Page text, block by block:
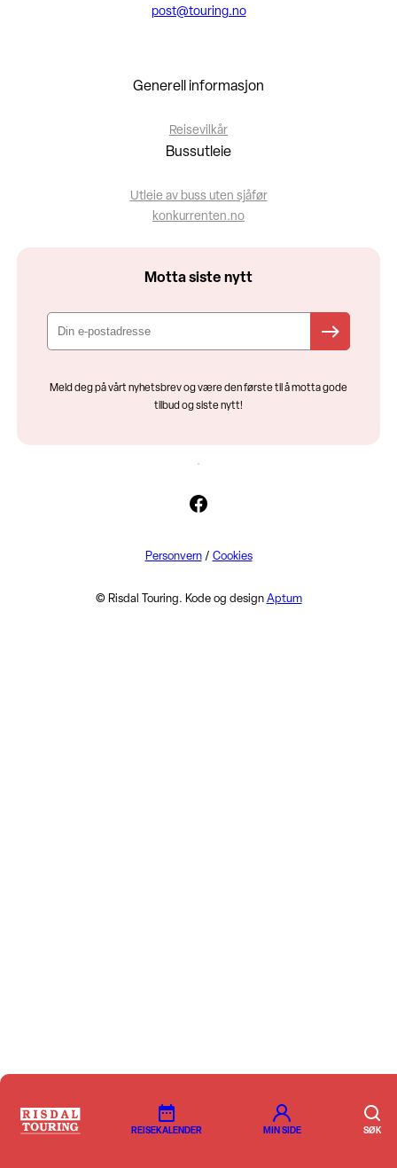
REISEKALENDER MIN SIDE
post@touring.no
Generell informasjon
Reisevilkår
Bussutleie
Utleie av buss uten sjåfør
konkurrenten.no
Motta siste nytt
Meld deg på vårt nyhetsbrev og være den første til å motta gode
tilbud og siste nytt!
Facebook
Personvern/ Cookies
© Risdal Touring. Kode og design Aptum